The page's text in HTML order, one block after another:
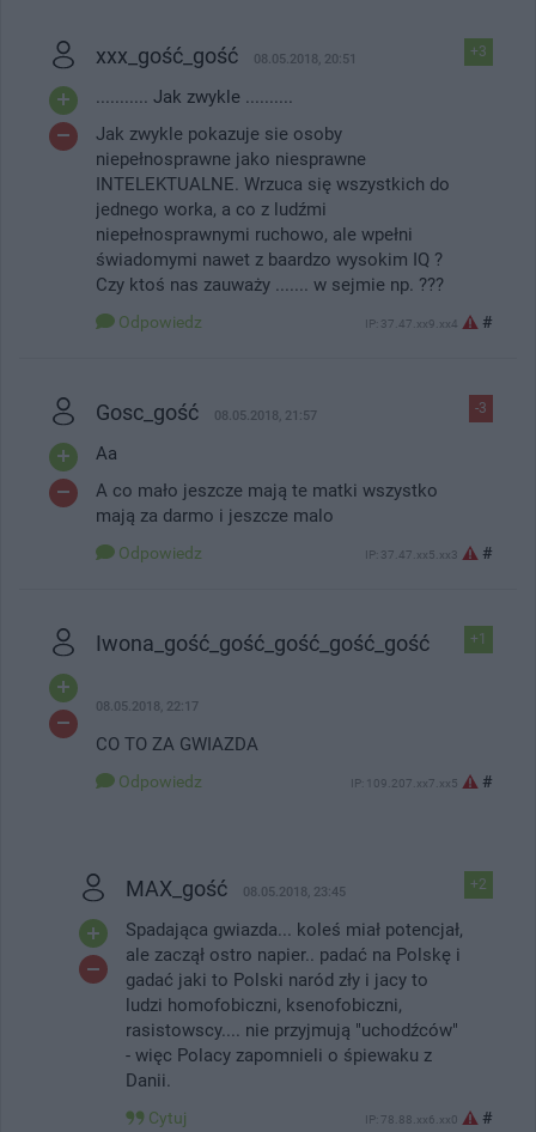
+3
xxx_gość_gość 08.05.2018, 20:51
........... Jak zwykle ..........
Jak zwykle pokazuje sie osoby
niepełnosprawne jako niesprawne
INTELEKTUALNE. Wrzuca się wszystkich do
jednego worka, a co z ludźmi
niepełnosprawnymi ruchowo, ale wpełni
świadomymi nawet z baardzo wysokim IQ ?
Czy ktoś nas zauważy ....... w sejmie np. ???
Odpowiedz IP: 37.47.xx9.xx4 #
-3
Gosc_gość 08.05.2018, 21:57
Aa
A co mało jeszcze mają te matki wszystko
mają za darmo i jeszcze malo
Odpowiedz IP: 37.47.xx5.xx3 #
+1
Iwona_gość_gość_gość_gość_gość
08.05.2018, 22:17
CO TO ZA GWIAZDA
Odpowiedz IP: 109.207.xx7.xx5 #
+2
MAX_gość 08.05.2018, 23:45
Spadająca gwiazda... koleś miał potencjał,
ale zaczął ostro napier.. padać na Polskę i
gadać jaki to Polski naród zły i jacy to
ludzi homofobiczni, ksenofobiczni,
rasistowscy.... nie przyjmują "uchodźców"
- więc Polacy zapomnieli o śpiewaku z
Danii.
Cytuj IP: 78.88.xx6.xx0 #